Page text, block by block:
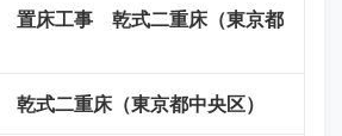
床工事 乾式二重床（東京都
式二重床（東京都中央区）